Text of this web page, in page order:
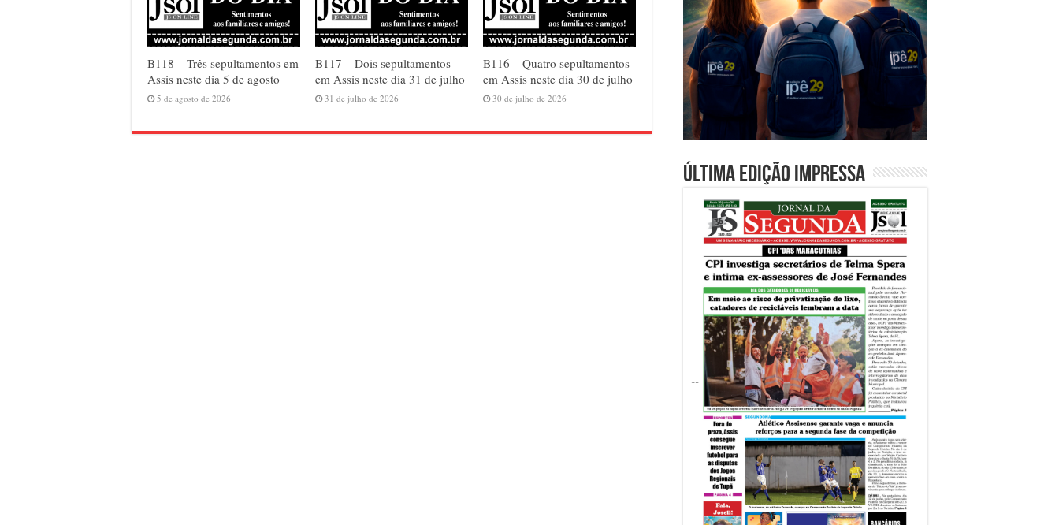
B118 – Três sepultamentos em
Assis neste dia 5 de agosto
5 de agosto de 2026
B117 – Dois sepultamentos
em Assis neste dia 31 de julho
31 de julho de 2026
B116 – Quatro sepultamentos
em Assis neste dia 30 de julho
30 de julho de 2026
Última edição impressa